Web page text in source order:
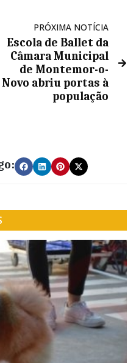
PRÓXIMA NOTÍCIA
Escola de Ballet da
Câmara Municipal
de Montemor-o-
Novo abriu portas à
população